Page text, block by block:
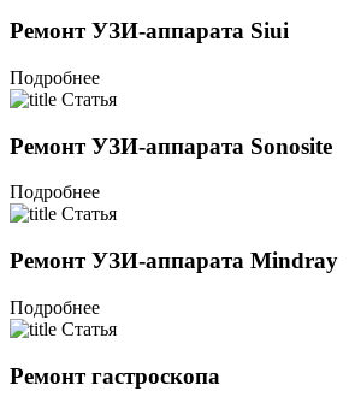
Ремонт УЗИ-аппарата Siui
Подробнее
Статья
Ремонт УЗИ-аппарата Sonosite
Подробнее
Статья
Ремонт УЗИ-аппарата Mindray
Подробнее
Статья
Ремонт гастроскопа